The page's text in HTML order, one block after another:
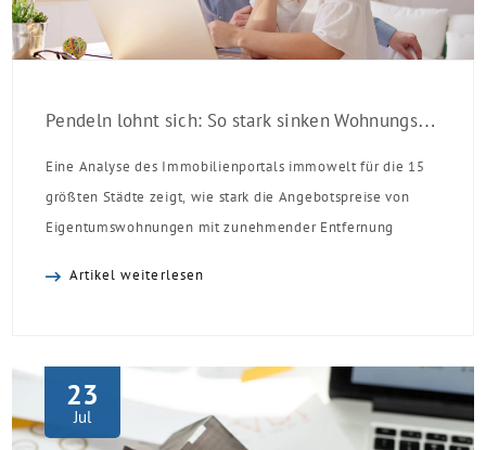
Pendeln lohnt sich: So stark sinken Wohnungspreise im Umland
Eine Analyse des Immobilienportals immowelt für die 15
größten Städte zeigt, wie stark die Angebotspreise von
Eigentumswohnungen mit zunehmender Entfernung
Artikel weiterlesen
23
Jul